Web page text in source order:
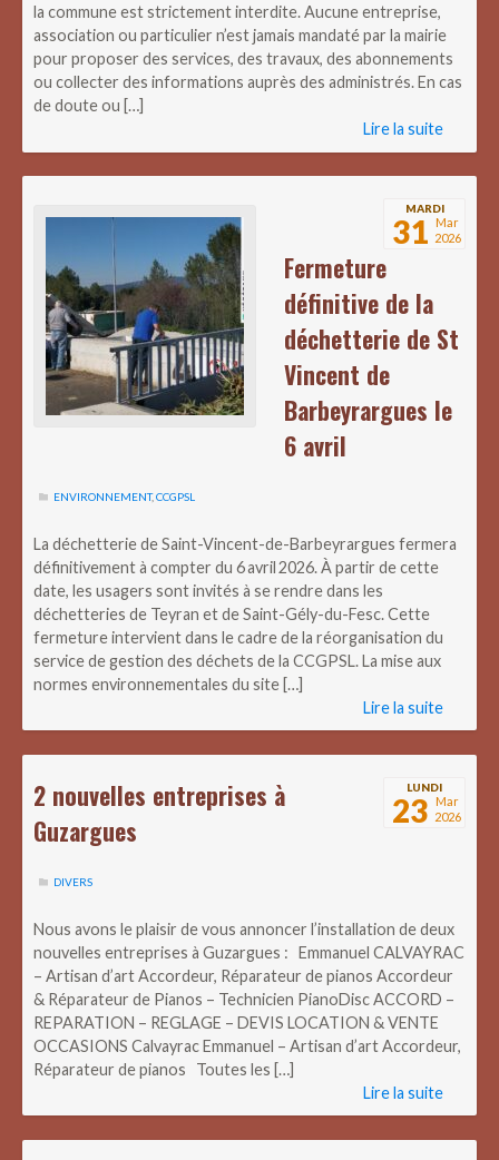
la commune est strictement interdite. Aucune entreprise,
association ou particulier n’est jamais mandaté par la mairie
pour proposer des services, des travaux, des abonnements
ou collecter des informations auprès des administrés. En cas
de doute ou […]
Lire la suite
MARDI
31 Mar
2026
Fermeture
définitive de la
déchetterie de St
Vincent de
Barbeyrargues le
6 avril
ENVIRONNEMENT,CCGPSL
La déchetterie de Saint-Vincent-de-Barbeyrargues fermera
définitivement à compter du 6 avril 2026. À partir de cette
date, les usagers sont invités à se rendre dans les
déchetteries de Teyran et de Saint-Gély-du-Fesc. Cette
fermeture intervient dans le cadre de la réorganisation du
service de gestion des déchets de la CCGPSL. La mise aux
normes environnementales du site […]
Lire la suite
LUNDI
23 Mar
2026
2 nouvelles entreprises à
Guzargues
DIVERS
Nous avons le plaisir de vous annoncer l’installation de deux
nouvelles entreprises à Guzargues : Emmanuel CALVAYRAC
– Artisan d’art Accordeur, Réparateur de pianos Accordeur
& Réparateur de Pianos – Technicien PianoDisc ACCORD –
REPARATION – REGLAGE – DEVIS LOCATION & VENTE
OCCASIONS Calvayrac Emmanuel – Artisan d’art Accordeur,
Réparateur de pianos Toutes les […]
Lire la suite